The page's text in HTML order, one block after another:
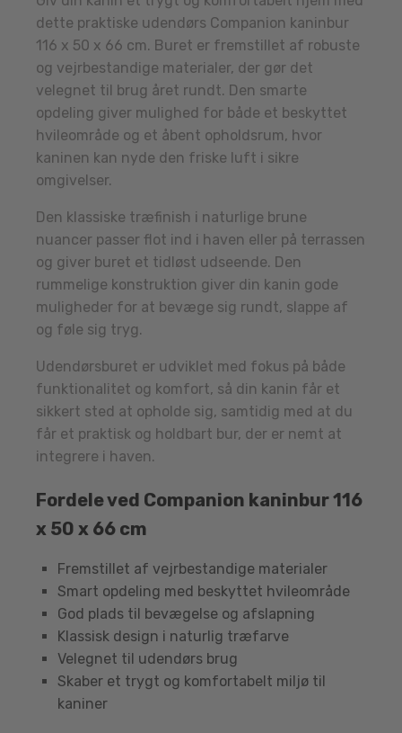
dette praktiske udendørs Companion kaninbur
116 x 50 x 66 cm. Buret er fremstillet af robuste
og vejrbestandige materialer, der gør det
velegnet til brug året rundt. Den smarte
opdeling giver mulighed for både et beskyttet
hvileområde og et åbent opholdsrum, hvor
kaninen kan nyde den friske luft i sikre
omgivelser.
Den klassiske træfinish i naturlige brune
nuancer passer flot ind i haven eller på terrassen
og giver buret et tidløst udseende. Den
rummelige konstruktion giver din kanin gode
muligheder for at bevæge sig rundt, slappe af
og føle sig tryg.
Udendørsburet er udviklet med fokus på både
funktionalitet og komfort, så din kanin får et
sikkert sted at opholde sig, samtidig med at du
får et praktisk og holdbart bur, der er nemt at
integrere i haven.
Fordele ved Companion kaninbur 116
x 50 x 66 cm
Fremstillet af vejrbestandige materialer
Smart opdeling med beskyttet hvileområde
God plads til bevægelse og afslapning
Klassisk design i naturlig træfarve
Velegnet til udendørs brug
Skaber et trygt og komfortabelt miljø til
kaniner